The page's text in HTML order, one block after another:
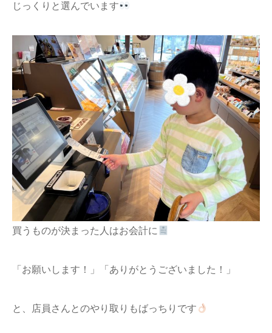
じっくりと選んでいます
買うものが決まった人はお会計に
「お願いします！」「ありがとうございました！」
と、店員さんとのやり取りもばっちりです